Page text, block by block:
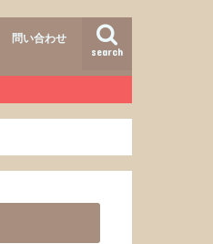
search
メニュー
タイル
コ
問い合わせ